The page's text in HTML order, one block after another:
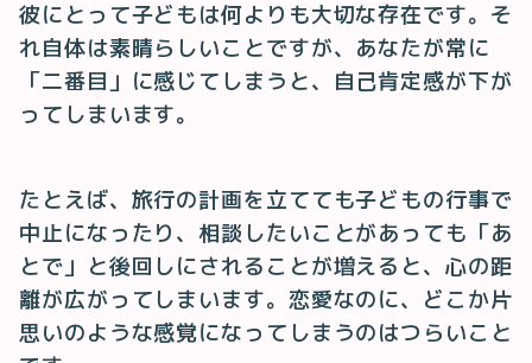
彼にとって子どもは何よりも大切な存在です。そ
れ自体は素晴らしいことですが、あなたが常に
「二番目」に感じてしまうと、自己肯定感が下が
ってしまいます。
たとえば、旅行の計画を立てても子どもの行事で
中止になったり、相談したいことがあっても「あ
とで」と後回しにされることが増えると、心の距
離が広がってしまいます。恋愛なのに、どこか片
思いのような感覚になってしまうのはつらいこと